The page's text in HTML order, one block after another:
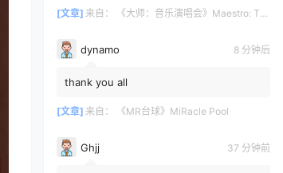
[文章] 来自： 《大师：音乐演唱会》Maestro: The Masterclass
dynamo 8 分钟后
thank you all
[文章] 来自： 《MR台球》MiRacle Pool
Ghjj 37 分钟前